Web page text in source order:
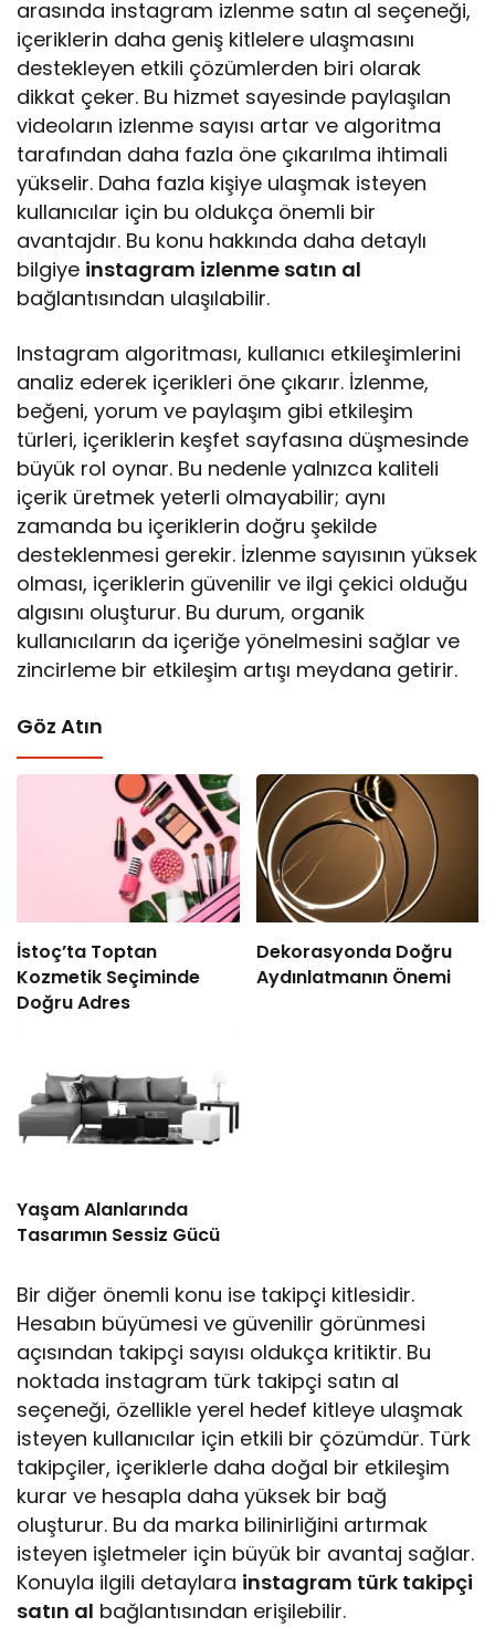
arasında instagram izlenme satın al seçeneği,
içeriklerin daha geniş kitlelere ulaşmasını
destekleyen etkili çözümlerden biri olarak
dikkat çeker. Bu hizmet sayesinde paylaşılan
videoların izlenme sayısı artar ve algoritma
tarafından daha fazla öne çıkarılma ihtimali
yükselir. Daha fazla kişiye ulaşmak isteyen
kullanıcılar için bu oldukça önemli bir
avantajdır. Bu konu hakkında daha detaylı
bilgiye instagram izlenme satın al
bağlantısından ulaşılabilir.
Instagram algoritması, kullanıcı etkileşimlerini
analiz ederek içerikleri öne çıkarır. İzlenme,
beğeni, yorum ve paylaşım gibi etkileşim
türleri, içeriklerin keşfet sayfasına düşmesinde
büyük rol oynar. Bu nedenle yalnızca kaliteli
içerik üretmek yeterli olmayabilir; aynı
zamanda bu içeriklerin doğru şekilde
desteklenmesi gerekir. İzlenme sayısının yüksek
olması, içeriklerin güvenilir ve ilgi çekici olduğu
algısını oluşturur. Bu durum, organik
kullanıcıların da içeriğe yönelmesini sağlar ve
zincirleme bir etkileşim artışı meydana getirir.
Göz Atın
İstoç’ta Toptan
Kozmetik Seçiminde
Doğru Adres
Dekorasyonda Doğru
Aydınlatmanın Önemi
Yaşam Alanlarında
Tasarımın Sessiz Gücü
Bir diğer önemli konu ise takipçi kitlesidir.
Hesabın büyümesi ve güvenilir görünmesi
açısından takipçi sayısı oldukça kritiktir. Bu
noktada instagram türk takipçi satın al
seçeneği, özellikle yerel hedef kitleye ulaşmak
isteyen kullanıcılar için etkili bir çözümdür. Türk
takipçiler, içeriklerle daha doğal bir etkileşim
kurar ve hesapla daha yüksek bir bağ
oluşturur. Bu da marka bilinirliğini artırmak
isteyen işletmeler için büyük bir avantaj sağlar.
Konuyla ilgili detaylara instagram türk takipçi
satın al bağlantısından erişilebilir.